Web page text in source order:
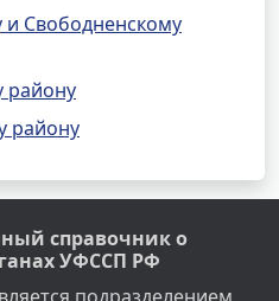
Свободненскому
району
району
справочник о
УФССП РФ